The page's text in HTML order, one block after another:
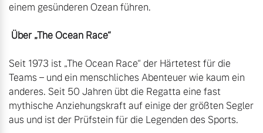
einem gesünderen Ozean führen.
Über „The Ocean Race“
Seit 1973 ist „The Ocean Race“ der Härtetest für die
Teams – und ein menschliches Abenteuer wie kaum ein
anderes. Seit 50 Jahren übt die Regatta eine fast
mythische Anziehungskraft auf einige der größten Segler
aus und ist der Prüfstein für die Legenden des Sports.